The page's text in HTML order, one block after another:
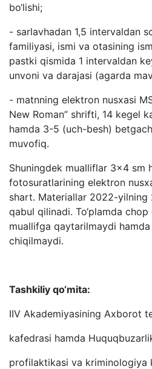
bo‘lishi;
- sarlavhadan 1,5 intervaldan
familiyasi, ismi va otasining
pastki qismida 1 intervaldan
unvoni va darajasi (agarda
- matnning elektron nusxasi
New Roman” shrifti, 14 kegel
hamda 3-5 (uch-besh)
muvofiq.
Shuningdek mualliflar 3x4 sm
fotosuratlarining elektron
shart. Materiallar 2022-
qabul qilinadi. To‘plamda
muallifga qaytarilmaydi hamda
chiqilmaydi.
Tashkiliy qo‘mita:
IIV Akademiyasining Axborot
kafedrasi hamda
profilaktikasi va kriminologiya